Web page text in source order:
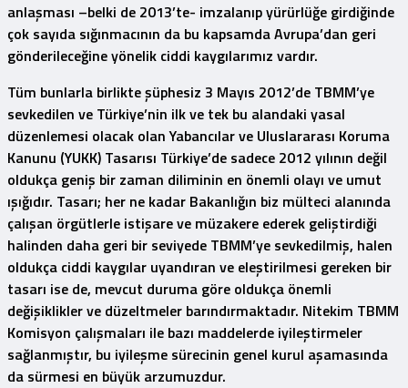
anlaşması –belki de 2013’te- imzalanıp yürürlüğe girdiğinde
çok sayıda sığınmacının da bu kapsamda Avrupa’dan geri
gönderileceğine yönelik ciddi kaygılarımız vardır.
Tüm bunlarla birlikte şüphesiz 3 Mayıs 2012’de TBMM’ye
sevkedilen ve Türkiye’nin ilk ve tek bu alandaki yasal
düzenlemesi olacak olanYabancılar ve Uluslararası Koruma
Kanunu (YUKK) Tasarısı Türkiye’de sadece 2012 yılının değil
oldukça geniş bir zaman diliminin en önemli olayı ve umut
ışığıdır. Tasarı; her ne kadar Bakanlığın biz mülteci alanında
çalışan örgütlerle istişare ve müzakere ederek geliştirdiği
halinden daha geri bir seviyede TBMM’ye sevkedilmiş, halen
oldukça ciddi kaygılar uyandıran ve eleştirilmesi gereken bir
tasarı ise de, mevcut duruma göre oldukça önemli
değişiklikler ve düzeltmeler barındırmaktadır. Nitekim TBMM
Komisyon çalışmaları ile bazı maddelerde iyileştirmeler
sağlanmıştır, bu iyileşme sürecinin genel kurul aşamasında
da sürmesi en büyük arzumuzdur.